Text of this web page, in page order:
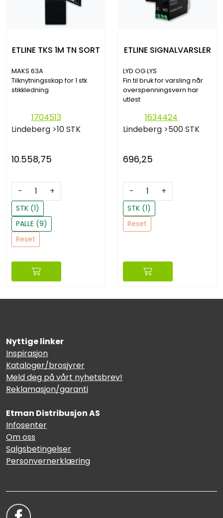
ETLINE TKS 1M TN SORT
MAKS 63A
Tilknytningsskap for 1 stk
stikkledning
1704513
Lindeberg >10 STK
10.558,75
- +
STK (1)
PALLE (9)
Reset
ETLINE SIGNALVARSLER
LYD OG LYS
Fin til bruk for varsling når
overspenningsvern har
utløst
1634424
Lindeberg >500 STK
696,25
- +
STK (1)
Reset
Nyttige linker
Inspirasjon
Kataloger/brosjyrer
Meld deg på vårt nyhetsbrev!
Reklamasjon/garanti
Etman Distribusjon AS
Infosenter
Om oss
Salgsbetingelser
Personvernerklæring